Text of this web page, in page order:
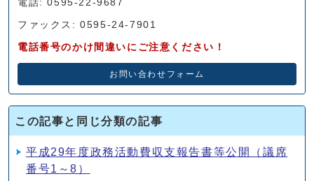
電話: 0595-22-9687
ファックス: 0595-24-7901
電話番号のかけ間違いにご注意ください！
お問い合わせフォーム
この記事と同じ分類の記事
平成29年度政務活動費収支報告書等公開（議席
番号1～8）